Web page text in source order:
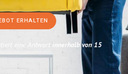
ERHALTEN
eine Antwort innerhalb von 15